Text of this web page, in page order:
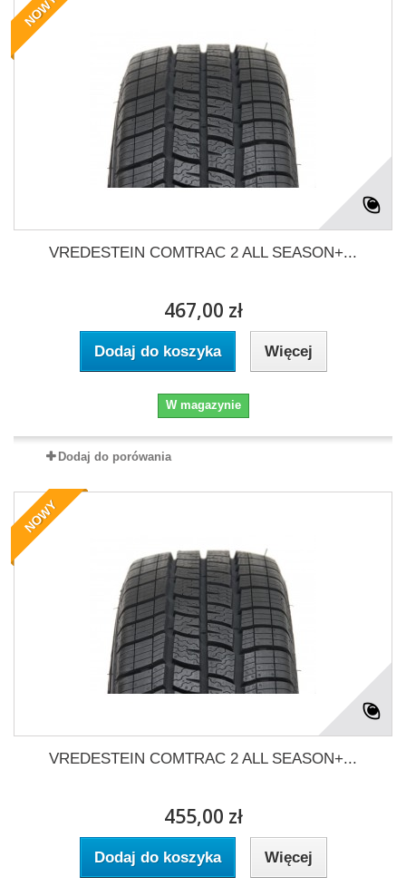
NOWY
VREDESTEIN COMTRAC 2 ALL SEASON+...
467,00 zł
Dodaj do koszyka Więcej
W magazynie
Dodaj do porówania
NOWY
VREDESTEIN COMTRAC 2 ALL SEASON+...
455,00 zł
Dodaj do koszyka Więcej